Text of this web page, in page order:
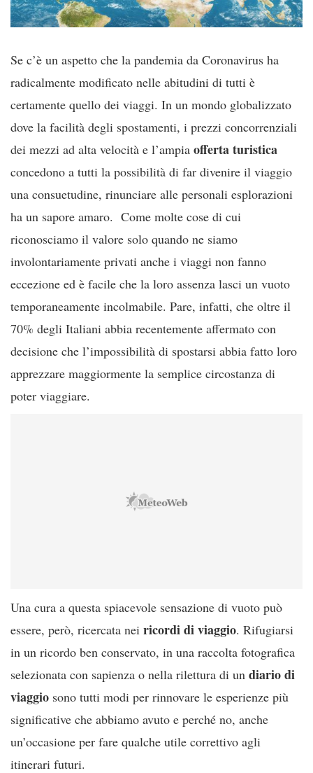
Se c’è un aspetto che la pandemia da Coronavirus ha
radicalmente modificato nelle abitudini di tutti è
certamente quello dei viaggi. In un mondo globalizzato
dove la facilità degli spostamenti, i prezzi concorrenziali
dei mezzi ad alta velocità e l’ampia offerta turistica
concedono a tutti la possibilità di far divenire il viaggio
una consuetudine, rinunciare alle personali esplorazioni
ha un sapore amaro. Come molte cose di cui
riconosciamo il valore solo quando ne siamo
involontariamente privati anche i viaggi non fanno
eccezione ed è facile che la loro assenza lasci un vuoto
temporaneamente incolmabile. Pare, infatti, che oltre il
70% degli Italiani abbia recentemente affermato con
decisione che l’impossibilità di spostarsi abbia fatto loro
apprezzare maggiormente la semplice circostanza di
poter viaggiare.
Una cura a questa spiacevole sensazione di vuoto può
essere, però, ricercata nei ricordi di viaggio. Rifugiarsi
in un ricordo ben conservato, in una raccolta fotografica
selezionata con sapienza o nella rilettura di un diario di
viaggio sono tutti modi per rinnovare le esperienze più
significative che abbiamo avuto e perché no, anche
un’occasione per fare qualche utile correttivo agli
itinerari futuri.